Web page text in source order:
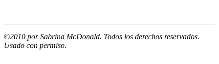
©2010 por Sabrina McDonald. Todos los derechos reservados.
Usado con permiso.